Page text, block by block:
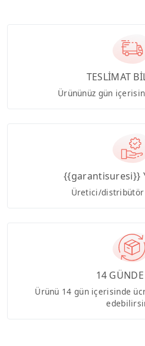
TESLİMAT
Ürününüz gün
{{garantisuresi}}
Üretici/
14
Ürünü 14 gün içerisinde